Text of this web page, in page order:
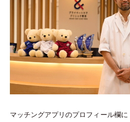
マッチングアプリのプロフィール欄に